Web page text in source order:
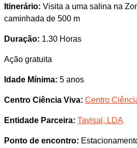
Itinerário: Visita a uma salina na
caminhada de 500 m
Duração: 1.30 Horas
Ação gratuita
Idade Mínima: 5 anos
Centro Ciência Viva: Centro
Entidade Parceira: Tavisal, LDA
Ponto de encontro: